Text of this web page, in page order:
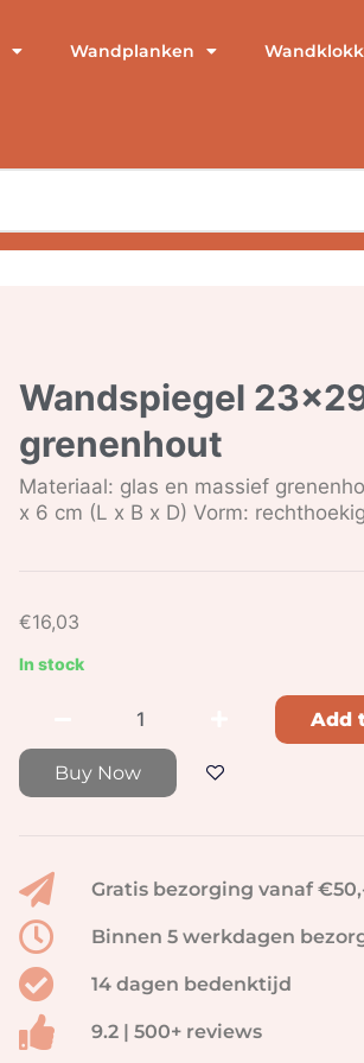
Wandplanken
Wandspiegel
grenenhout
Materiaal: glas en massief
x 6 cm (L x B x D) Vorm:
€16,03
In stock
Buy Now
Add
Gratis bezorging vanaf
Binnen 5 werkdagen
14 dagen bedenktijd
9.2 | 500+ reviews